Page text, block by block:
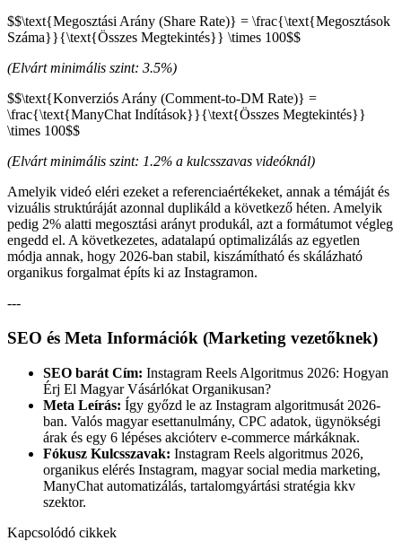
$$\text{Megosztási Arány (Share Rate)} = \frac{\text{Megosztások
Száma}}{\text{Összes Megtekintés}} \times 100$$
(Elvárt minimális szint: 3.5%)
$$\text{Konverziós Arány (Comment-to-DM Rate)} =
\frac{\text{ManyChat Indítások}}{\text{Összes Megtekintés}}
\times 100$$
(Elvárt minimális szint: 1.2% a kulcsszavas videóknál)
Amelyik videó eléri ezeket a referenciaértékeket, annak a témáját és
vizuális struktúráját azonnal duplikáld a következő héten. Amelyik
pedig 2% alatti megosztási arányt produkál, azt a formátumot végleg
engedd el. A következetes, adatalapú optimalizálás az egyetlen
módja annak, hogy 2026-ban stabil, kiszámítható és skálázható
organikus forgalmat építs ki az Instagramon.
---
SEO és Meta Információk (Marketing vezetőknek)
SEO barát Cím: Instagram Reels Algoritmus 2026: Hogyan
Érj El Magyar Vásárlókat Organikusan?
Meta Leírás: Így győzd le az Instagram algoritmusát 2026-
ban. Valós magyar esettanulmány, CPC adatok, ügynökségi
árak és egy 6 lépéses akcióterv e-commerce márkáknak.
Fókusz Kulcsszavak: Instagram Reels algoritmus 2026,
organikus elérés Instagram, magyar social media marketing,
ManyChat automatizálás, tartalomgyártási stratégia kkv
szektor.
Kapcsolódó cikkek